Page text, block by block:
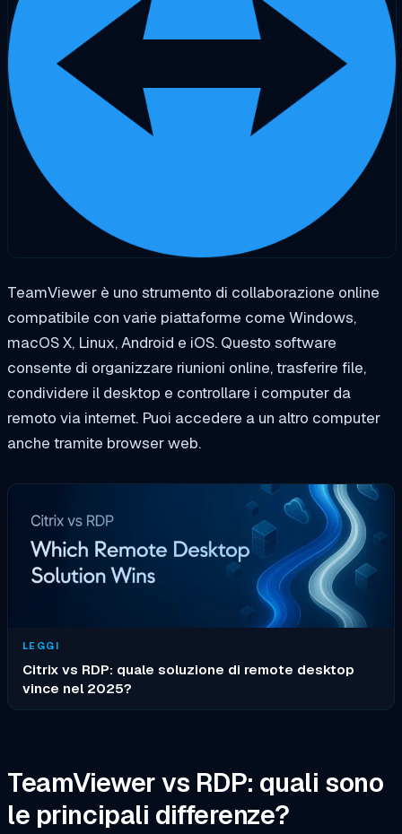
TeamViewer è uno strumento di collaborazione online
compatibile con varie piattaforme come Windows,
macOS X, Linux, Android e iOS. Questo software
consente di organizzare riunioni online, trasferire file,
condividere il desktop e controllare i computer da
remoto via internet. Puoi accedere a un altro computer
anche tramite browser web.
LEGGI
Citrix vs RDP: quale soluzione di remote desktop
vince nel 2025?
TeamViewer vs RDP: quali sono
le principali differenze?